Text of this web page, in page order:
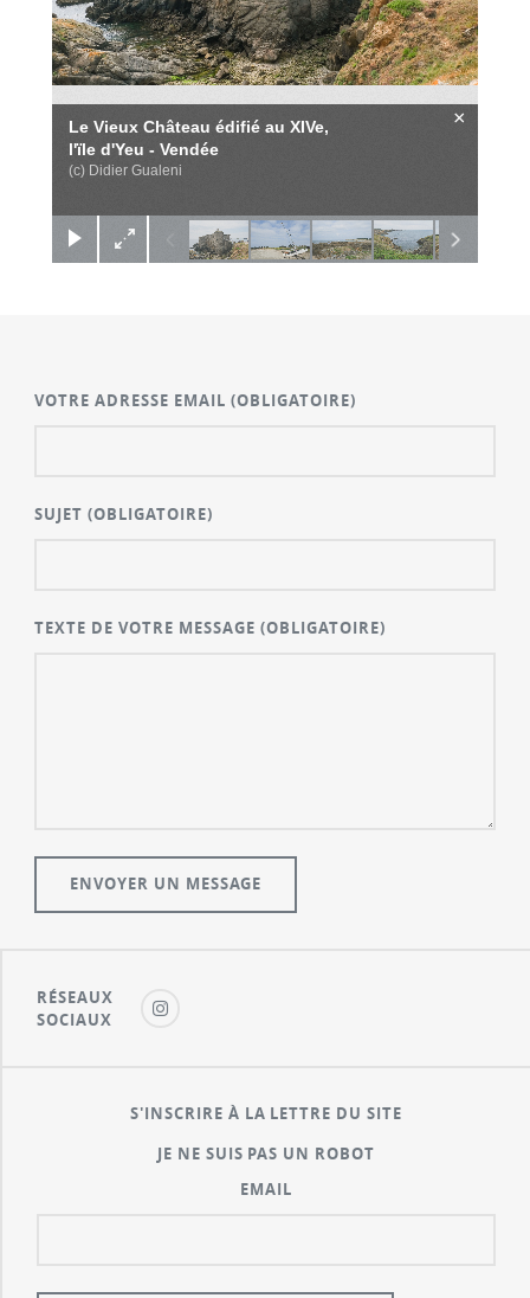
Le Vieux Château édifié au XIVe,
l'ïle d'Yeu - Vendée
(c) Didier Gualeni
×
VOTRE ADRESSE EMAIL(OBLIGATOIRE)
SUJET(OBLIGATOIRE)
TEXTE DE VOTRE MESSAGE(OBLIGATOIRE)
RÉSEAUX
SOCIAUX
S'INSCRIRE À LA LETTRE DU SITE
JE NE SUIS PAS UN ROBOT
EMAIL